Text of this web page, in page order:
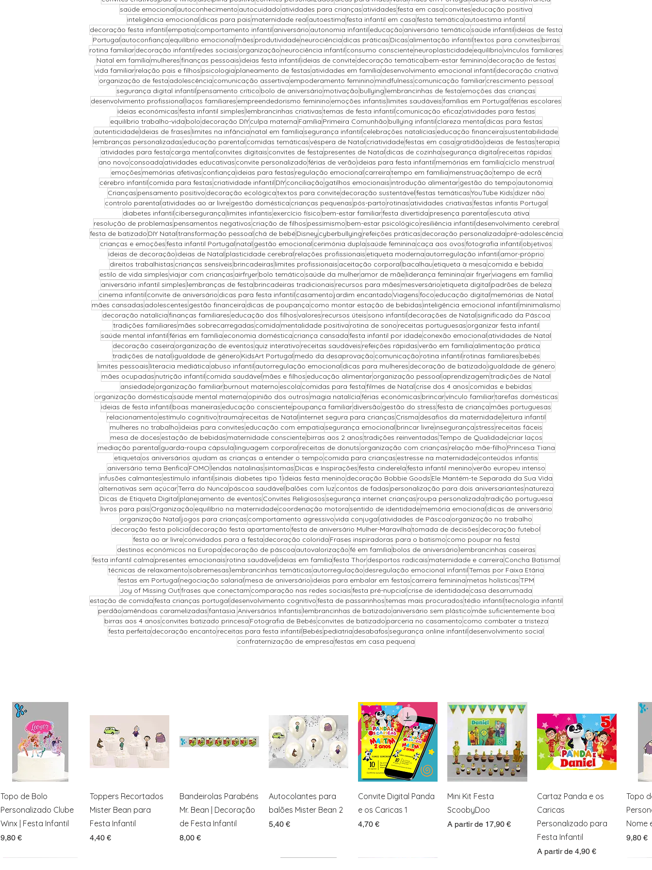
saúde emocional autoconhecimento autocuidado atividades para crianças atividadesfesta em casa convites educação positiva
inteligência emocional dicas para pais maternidade real autoestimafesta infantil em casafesta temática autoestima infantil
decoração festa infantil empatia comportamento infantil aniversário autonomia infantil educação aniversário temáticosaúde infantil ideias de festa
Portugal autoconfiança equilíbrio emocional mães produtividadeneurociência dicas práticas Dicas alimentação infantiltextos para convites birras
rotina familiardecoração infantil redes sociais organização neurociência infantil consumo conscienteneuroplasticidadeequilíbriovínculos familiares
Natal em família mulheresfinanças pessoais ideias festa infantil ideias de convitedecoração temática bem-estar feminino decoração de festas
vida familiarrelação pais e filhos psicologia planeamento de festas atividades em família desenvolvimento emocional infantil decoração criativa
organização de festa adolescência comunicação assertiva empoderamento feminino mindfulness comunicação familiarcrescimento pessoal
segurança digital infantil pensamento crítico bolo de aniversário motivação bullying lembrancinhas de festa emoções das crianças
desenvolvimento profissional laços familiares empreendedorismo feminino emoções infantis limites saudáveisfamílias em Portugalférias escolares
ideias económicasfesta infantil simples lembrancinhas criativastemas de festa infantil comunicação eficaz atividades para festas
equilíbrio trabalho-vida bolo decoração DIYculpa materna Família Primeira Comunhão bullying infantil clareza mental dicas para festas
autenticidadeIdeias de frases limites na infância natal em famíliasegurança infantil celebrações natalícias educação financeirasustentabilidade
lembranças personalizadas educação parental comidas temáticasvéspera de Natal criatividadefestas em casa gratidão ideias de festasterapia
atividades para festa carga mental convites digitais convites de festa presentes de Natal dicas de cozinhasegurança digital receitas rápidas
ano novo consoada atividades educativas convite personalizadoférias de verão ideias para festa infantil memórias em família ciclo menstrual
emoções memórias afetivas confiança ideias para festas regulação emocional carreiratempo em família menstruaçãotempo de ecrã
cérebro infantil comida para festas criatividade infantil DIYconciliação gatilhos emocionais introdução alimentargestão do tempo autonomia
Crianças pensamento positivo decoração ecológicatextos para convitedecoração sustentávelfestas temáticasYouTube Kids dizer não
controlo parental atividades ao ar livregestão doméstica crianças pequenas pós-parto rotinas atividades criativasfestas infantis Portugal
diabetes infantil cibersegurança limites infantis exercício físico bem-estar familiarfesta divertida presença parental escuta ativa
resolução de problemas pensamentos negativos criação de filhos pessimismo bem-estar psicológico resiliência infantil desenvolvimento cerebral
festa de batizado DIY Nataltransformação pessoal chá de bebéDisney cyberbullying refeições práticas decoração personalizada pré-adolescência
crianças e emoçõesfesta infantil Portugal natal gestão emocional cerimónia duplasaúde feminina caça aos ovosfotografia infantil objetivos
ideias de decoração ideias de Natal plasticidade cerebral relações profissionais etiqueta moderna autorregulação infantil amor-próprio
direitos trabalhistas crianças sensíveis brincadeiras limites profissionais aceitação corporal bacalhau etiqueta à mesa comida e bebida
estilo de vida simplesviajar com crianças airfryerbolo temáticosaúde da mulheramor de mãeliderança feminina air fryerviagens em família
aniversário infantil simples lembranças de festa brincadeiras tradicionais recursos para mães mesversário etiqueta digital padrões de beleza
cinema infantil convite de aniversário dicas para festa infantil casamento jardim encantadoViagensfoco educação digital memórias de Natal
mães cansadas adolescentes gestão financeira dicas de poupança como montar estação de bebidas inteligência emocional infantil minimalismo
decoração natalíciafinanças familiares educação dos filhosvalores recursos úteissono infantil decorações de Natalsignificado da Páscoa
tradições familiares mães sobrecarregadas comida mentalidade positiva rotina de sono receitas portuguesas organizar festa infantil
saúde mental infantilférias em família economia doméstica criança cansadafesta infantil por idadeconexão emocional atividades de Natal
decoração caseira organização de eventos quiz interativo receitas saudáveis refeições rápidasverão em família alimentação prática
tradições de natal igualdade de gênero KidsArt Portugal medo da desaprovação comunicação rotina infantil rotinas familiares bebés
limites pessoais literacia mediática abuso infantil autorregulação emocional dicas para mulheres decoração de batizado igualdade de género
mães ocupadas nutrição infantil comida saudável mães e filhos educação alimentarorganização pessoal aprendizagemtradições de Natal
ansiedadeorganização familiarburnout materno escola comidas para festafilmes de Natal crise dos 4 anos comidas e bebidas
organização domésticasaúde mental materna opinião dos outros magia natalíciaférias económicas brincarvínculo familiartarefas domésticas
ideias de festa infantil boas maneiras educação conscientepoupança familiardiversão gestão do stressfesta de criança mães portuguesas
relacionamento estímulo cognitivotrauma receitas de Natal internet segura para crianças Crisma desafios da maternidadeleitura infantil
mulheres no trabalho ideias para convites educação com empatiasegurança emocional brincar livreinsegurançastress receitas fáceis
mesa de doces estação de bebidas maternidade conscientebirras aos 2 anostradições reinventadasTempo de Qualidadecriar laços
mediação parental guarda-roupa cápsula linguagem corporal receitas de donuts organização com crianças relação mãe-filho Princesa Tiana
etiqueta os aniversários ajudam as crianças a entender o tempo comida para crianças estresse na maternidadeconteúdos infantis
aniversário tema Benfica FOMO lendas natalinassintomas Dicas e Inspiraçõesfesta cinderelafesta infantil meninoverão europeu intenso
infusões calmantes estímulo infantilsinais diabetes tipo 1 ideias festa menino decoração Bobbie Goods Ele Mantém-te Separada da Sua Vida
alternativas sem açúcarTerra do Nunca páscoa saudável balões com luz contos de fadas personalização para dois aniversariantes natureza
Dicas de Etiqueta Digital planejamento de eventos Convites Religiosossegurança internet crianças roupa personalizadatradição portuguesa
livros para pais Organização equilíbrio na maternidadecoordenação motorasentido de identidadememória emocional dicas de aniversário
organização Natal jogos para crianças comportamento agressivovida conjugal atividades de Páscoa organização no trabalho
decoração festa policial decoração festa apartamentofesta de aniversário Mulher-Maravilhatomada de decisões decoração futebol
festa ao ar livreconvidados para a festa decoração colorida Frases inspiradoras para o batismo como poupar na festa
destinos económicos na Europa decoração de páscoa autovalorizaçãofé em família bolos de aniversário lembrancinhas caseiras
festa infantil calma presentes emocionais rotina saudável ideias em famíliafesta Thordesportos radicais maternidade e carreira Concha Batismal
técnicas de relaxamentosobremesas lembrancinhas temáticas autorregulação desregulação emocional infantilTemas por Faixa Etária
festas em Portugal negociação salarial mesa de aniversário ideias para embalar em festas carreira feminina metas holísticasTPM
Joy of Missing Outfrases que conectam comparação nas redes sociaisfesta pré-nupcial crise de identidadecasa desarrumada
estação de comidafesta crianças portugal desenvolvimento cognitivofesta de passarinhostemas mais procuradostédio infantiltecnologia infantil
perdão amêndoas caramelizadasfantasia. Aniversários Infantis lembrancinhas de batizado aniversário sem plástico mãe suficientemente boa
birras aos 4 anos convites batizado princesa Fotografia de Bebés convites de batizado parceria no casamento como combater a tristeza
festa perfeita decoração encanto receitas para festa infantil Bebés pediatria desabafossegurança online infantil desenvolvimento social
confraternização de empresafestas em casa pequena
Visualização rápida
Topo de Bolo
Personalizado Clube
Winx | Festa Infantil
Preço
9,80 €
Visualização rápida
Toppers Recortados
Mister Bean para
Festa Infantil
Preço
4,40 €
Visualização rápida
Bandeirolas Parabéns
Mr. Bean | Decoração
de Festa Infantil
Preço
8,00 €
Visualização rápida
Autocolantes para
balões Mister Bean 2
Preço
5,40 €
Visualização rápida
Convite Digital Panda
e os Caricas 1
Preço
4,70 €
Visualização rápida
Mini Kit Festa
ScoobyDoo
A partir de 17,90 €
Preço promocional
Visualização rápida
Cartaz Panda e os
Caricas
Personalizado para
Festa Infantil
A partir de 4,90 €
Preço promocional
Topo
Nome
Preço
9,80 €